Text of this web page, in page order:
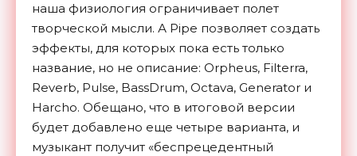
наша физиология ограничивает полет
творческой мысли. А Pipe позволяет создать
эффекты, для которых пока есть только
название, но не описание: Orpheus, Filterra,
Reverb, Pulse, BassDrum, Octava, Generator и
Harcho. Обещано, что в итоговой версии
будет добавлено еще четыре варианта, и
музыкант получит «беспрецедентный